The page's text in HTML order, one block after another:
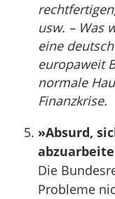
usw. – Was
eine
europaweit
normale
Finanzkrise.
»Absurd,
Die
Probleme